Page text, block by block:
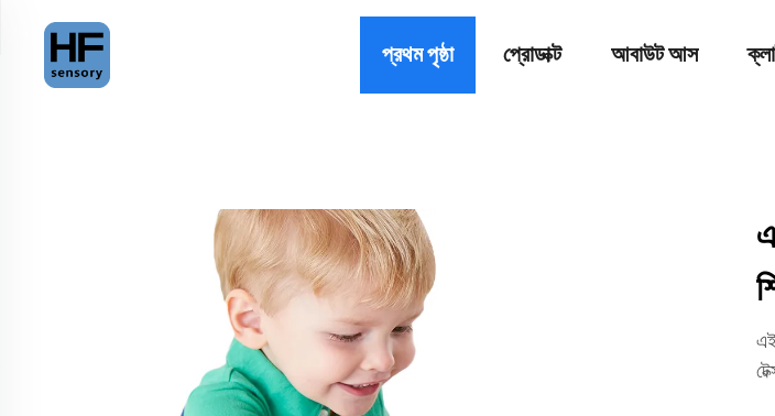
প্রথম পৃষ্ঠা প্রোডাক্ট আবাউট আস